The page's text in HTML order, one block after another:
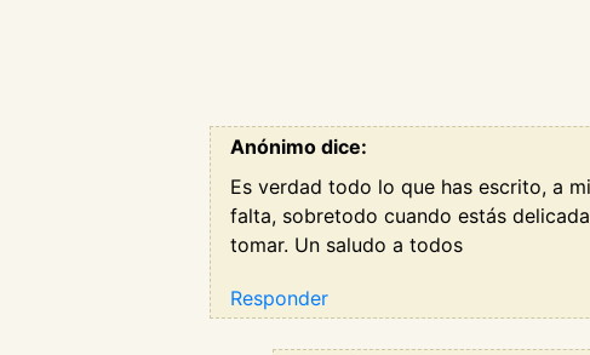
Anónimo dice:
Es verdad todo lo que has escrito, a
falta, sobretodo cuando estás
tomar. Un saludo a todos
Responder